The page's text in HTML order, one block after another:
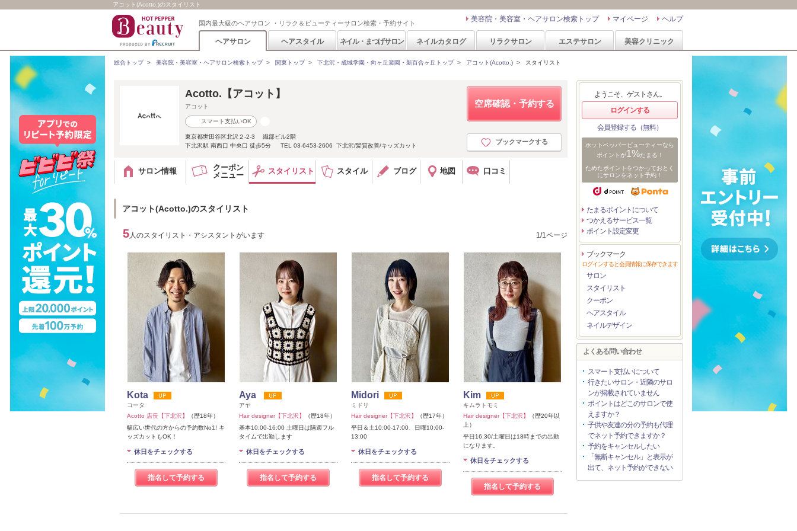
アコット(Acotto.)のスタイリスト
国内最大級のヘアサロン ・リラク＆ビューティーサロン検索・予約サイト ヘルプ
マイページ
美容院・美容室・ヘアサロン検索トップ
ヘアサロン ヘアスタイル ネイル・まつげサロン ネイルカタログ リラクサロン エステサロン 美容クリニック
総合トップ> 美容院・美容室・ヘアサロン検索トップ> 関東トップ> 下北沢・成城学園・向ヶ丘遊園・新百合ヶ丘トップ> アコット(Acotto.) > スタイリスト
空席確認・予約する
ブックマークする
Acotto.【アコット】
アコット
スマート支払いOK
東京都世田谷区北沢２-2-3 織部ビル2階
下北沢駅 南西口 中央口 徒歩5分 TEL 03-6453-2606 下北沢/髪質改善/キッズカット
サロン情報
クーポン
メニュー
スタイリスト スタイル ブログ 地図 口コミ
アコット(Acotto.)のスタイリスト
5 人のスタイリスト・アシスタントがいます 1/1ページ
Kota
コータ
Acotto 店長【下北沢】
（歴18年）
幅広い世代の方からの予約数No1! キ
ッズカットもOK！
休日をチェックする
指名して予約する
Aya
アヤ
Hair designer【下北沢】
（歴18年）
基本10:00-16:00 土曜日は隔週フル
タイムで出勤します
休日をチェックする
指名して予約する
Midori
ミドリ
Hair designer【下北沢】
（歴17年）
平日＆土10:00-17:00、日曜10:00-
13:00
休日をチェックする
指名して予約する
Kim
キムラトモミ
Hair designer【下北沢】
（歴20年以
上）
平日16:30/土曜日は18時までの出勤
になります。
休日をチェックする
指名して予約する
ようこそ、ゲストさん。
ログインする
会員登録する（無料）
ホットペッパービューティーなら
ポイントが1%たまる！
ためたポイントをつかっておとく
にサロンをネット予約！
たまるポイントについて
つかえるサービス一覧
ポイント設定変更
ブックマーク
ログインすると会員情報に保存できます
サロン
スタイリスト
クーポン
ヘアスタイル
ネイルデザイン
よくある問い合わせ
スマート支払いについて
行きたいサロン・近隣のサロ
ンが掲載されていません
ポイントはどこのサロンで使
えますか？
子供や友達の分の予約も代理
でネット予約できますか？
予約をキャンセルしたい
「無断キャンセル」と表示が
出て、ネット予約ができない